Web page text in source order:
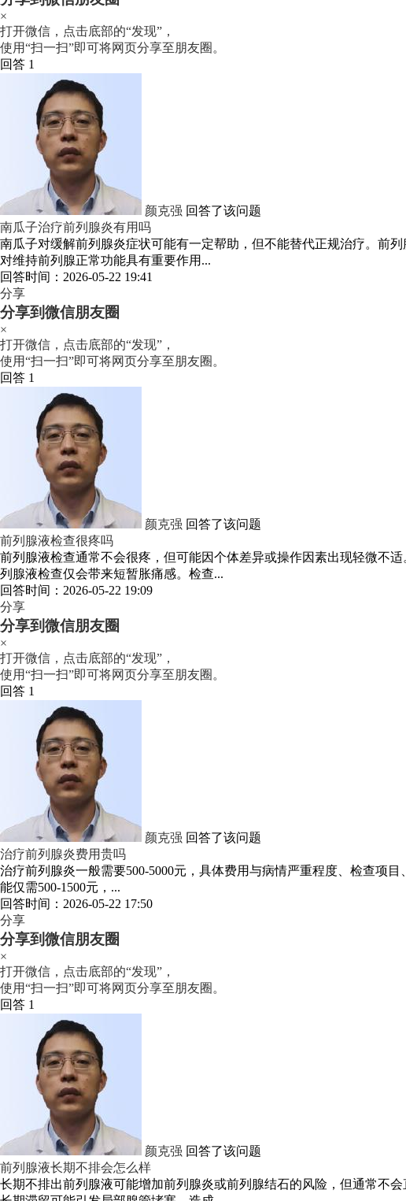
×
打开微信，点击底部的“发现”，
使用“扫一扫”即可将网页分享至朋友圈。
回答 1
颜克强 回答了该问题
南瓜子治疗前列腺炎有用吗
南瓜子对缓解前列腺炎症状可能有一定帮助，但不能替代正规治疗。前
对维持前列腺正常功能具有重要作用...
回答时间：2026-05-22 19:41
分享
分享到微信朋友圈
×
打开微信，点击底部的“发现”，
使用“扫一扫”即可将网页分享至朋友圈。
回答 1
颜克强 回答了该问题
前列腺液检查很疼吗
前列腺液检查通常不会很疼，但可能因个体差异或操作因素出现轻微不
列腺液检查仅会带来短暂胀痛感。检查...
回答时间：2026-05-22 19:09
分享
分享到微信朋友圈
×
打开微信，点击底部的“发现”，
使用“扫一扫”即可将网页分享至朋友圈。
回答 1
颜克强 回答了该问题
治疗前列腺炎费用贵吗
治疗前列腺炎一般需要500-5000元，具体费用与病情严重程度、检查项
能仅需500-1500元，...
回答时间：2026-05-22 17:50
分享
分享到微信朋友圈
×
打开微信，点击底部的“发现”，
使用“扫一扫”即可将网页分享至朋友圈。
回答 1
颜克强 回答了该问题
前列腺液长期不排会怎么样
长期不排出前列腺液可能增加前列腺炎或前列腺结石的风险，但通常不